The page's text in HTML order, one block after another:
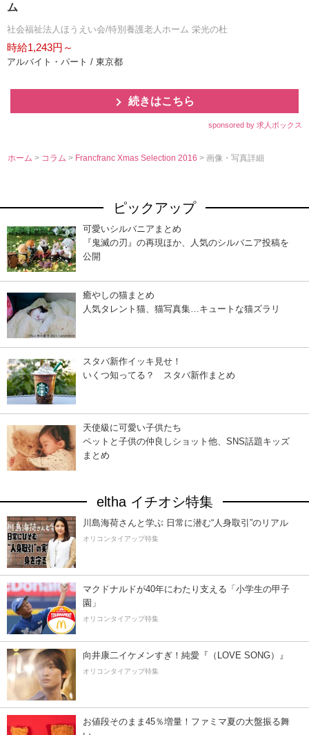
ム
社会福祉法人ほうえい会/特別養護老人ホーム 栄光の杜
時給1,243円～
アルバイト・パート / 東京都
続きはこちら
sponsored by 求人ボックス
ホーム > コラム> Francfranc Xmas Selection 2016> 画像・写真詳細
ピックアップ
可愛いシルバニアまとめ
『鬼滅の刃』の再現ほか、人気のシルバニア投稿を
公開
癒やしの猫まとめ
人気タレント猫、猫写真集…キュートな猫ズラリ
スタバ新作イッキ見せ！
いくつ知ってる？ スタバ新作まとめ
天使級に可愛い子供たち
ペットと子供の仲良しショット他、SNS話題キッズ
まとめ
eltha イチオシ特集
川島海荷さんと学ぶ 日常に潜む“人身取引”のリアル
オリコンタイアップ特集
マクドナルドが40年にわたり支える「小学生の甲子
園」
オリコンタイアップ特集
向井康二イケメンすぎ！純愛『（LOVE SONG）』
オリコンタイアップ特集
お値段そのまま45％増量！ファミマ夏の大盤振る舞